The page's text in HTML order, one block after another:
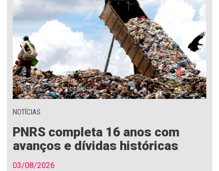
NOTÍCIAS
PNRS completa 16 anos com
avanços e dívidas históricas
03/08/2026